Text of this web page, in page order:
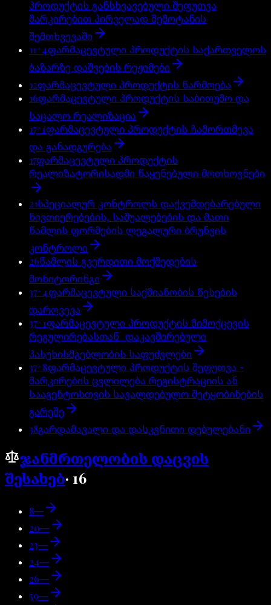
პროდუქტის განსხვავებული შეფუთვა
მარკირებით პირველად შემოტანის
შემთხვევაში
11^4ფარმაცევტული პროდუქტის საქართველოს
ბაზარზე დაშვების რეჟიმები
12ფარმაცევტული პროდუქტის წარმოება
16ფარმაცევტული პროდუქტის საბითუმო და
საცალო რეალიზაცია
17^1ფარმაცევტული პროდუქტის ჩამორთმევა
და განადგურება
17ფარმაცევტული პროდუქტის
რეალიზატორისადმი წაყენებული მოთხოვნები
21სპეციალურ კონტროლს დაქვემდებარებული
ნივთიერებების, საშუალებების და მათი
წამლის ფორმების ლეგალური ბრუნვის
კონტროლი
26წამლის გვერდითი მოქმედების
მონიტორინგი
37^4ფარმაცევტული საქმიანობის წესების
დარღვევა
37^1ფარმაცევტული პროდუქტის მიმოქცევის
რეგულირებასთან დაკავშირებული
პასუხისმგებლობის საფუძვლები
37^8ფარმაცევტული პროდუქტის შეფუთვა -
მარკირების ცვლილება რეგისტრაციის ან
სააგენტოსთვის სავალდებულო შეტყობინების
გარეშე
38გარდამავალი და დასკვნითი დებულებანი
ჯანმრთელობის დაცვის
შესახებ·16
8—
20—
23—
24—
26—
59—